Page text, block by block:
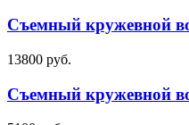
Съемный кружевной
13800 руб.
Съемный кружевной